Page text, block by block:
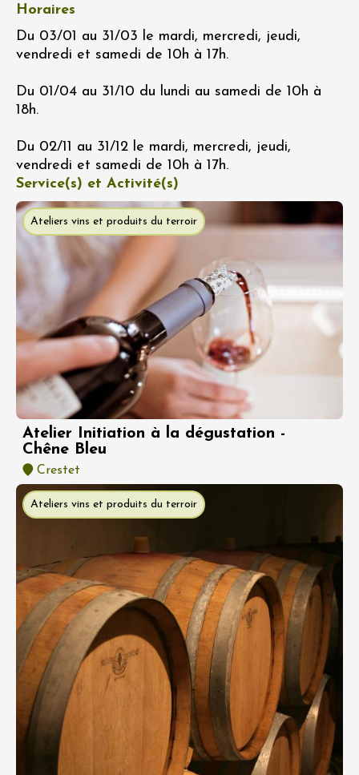
Horaires
Du 03/01 au 31/03 le mardi, mercredi, jeudi,
vendredi et samedi de 10h à 17h.
Du 01/04 au 31/10 du lundi au samedi de 10h à
18h.
Du 02/11 au 31/12 le mardi, mercredi, jeudi,
vendredi et samedi de 10h à 17h.
Service(s) et Activité(s)
Ateliers vins et produits du terroir
Atelier Initiation à la dégustation -
Chêne Bleu
Crestet
Ateliers vins et produits du terroir